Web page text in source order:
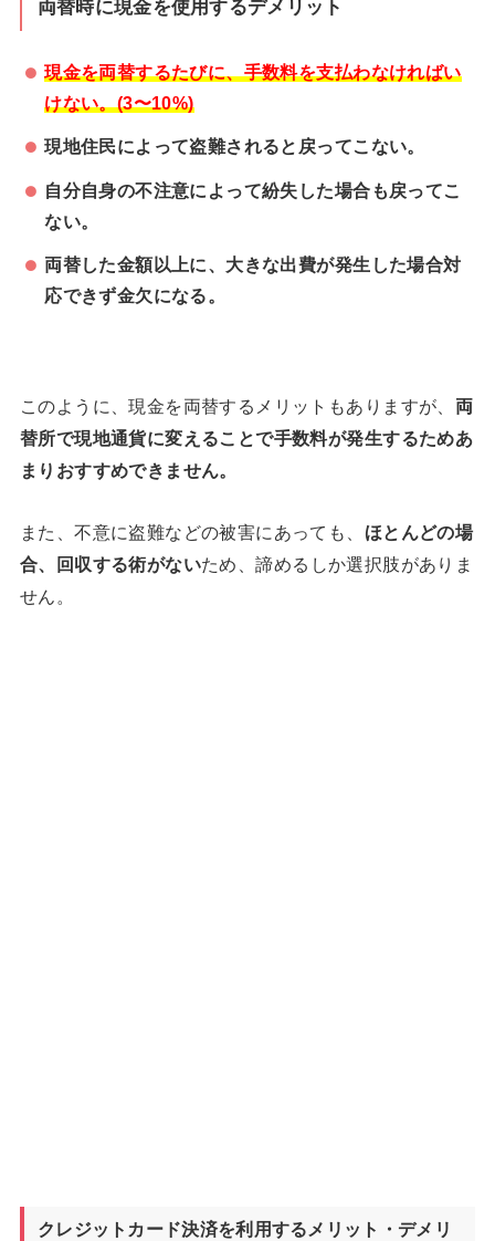
両替時に現金を使用するデメリット
現金を両替するたびに、手数料を支払わなければい
けない。(3〜10%)
現地住民によって盗難されると戻ってこない。
自分自身の不注意によって紛失した場合も戻ってこ
ない。
両替した金額以上に、大きな出費が発生した場合対
応できず金欠になる。
このように、現金を両替するメリットもありますが、 両
替所で現地通貨に変えることで手数料が発生するためあ
まりおすすめできません。
また、不意に盗難などの被害にあっても、 ほとんどの場
合、回収する術がないため、諦めるしか選択肢がありま
せん。
クレジットカード決済を利用するメリット・デメリ